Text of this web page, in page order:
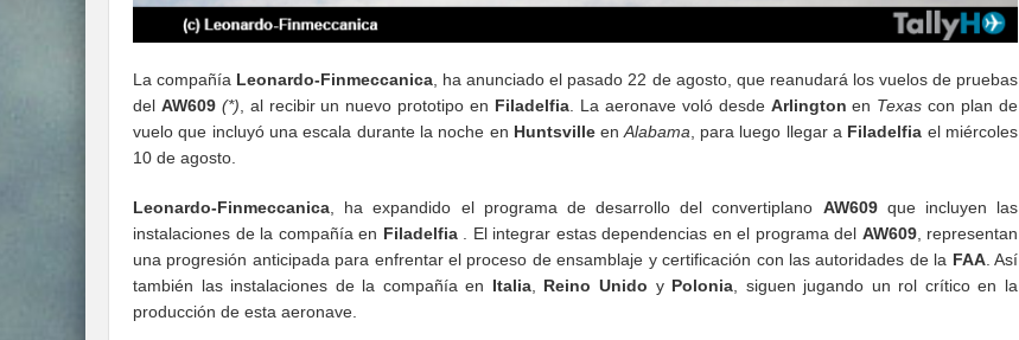
La compañía Leonardo-Finmeccanica, ha anunciado el pasado 22 de agosto, que reanudará los vuelos de pruebas
del AW609 (*), al recibir un nuevo prototipo en Filadelfia. La aeronave voló desde Arlington en Texas con plan de
vuelo que incluyó una escala durante la noche en Huntsville en Alabama, para luego llegar a Filadelfia el miércoles
10 de agosto.
Leonardo-Finmeccanica, ha expandido el programa de desarrollo del convertiplano AW609que incluyen las
instalaciones de la compañía en Filadelfia. El integrar estas dependencias en el programa del AW609, representan
una progresión anticipada para enfrentar el proceso de ensamblaje y certificación con las autoridades de la FAA. Así
también las instalaciones de la compañía en Italia, Reino Unido y Polonia, siguen jugando un rol crítico en la
producción de esta aeronave.